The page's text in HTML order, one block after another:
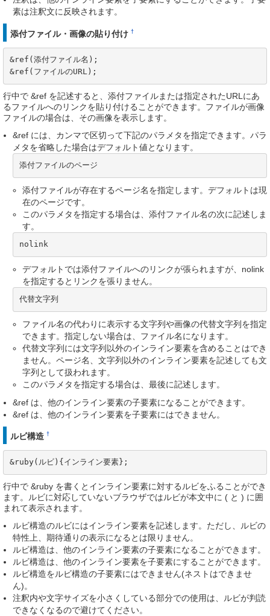
素は注釈文に反映されます。
添付ファイル・画像の貼り付け †
&ref(添付ファイル名);
&ref(ファイルのURL);
行中で &ref を記述すると、添付ファイルまたは指定されたURLにあ
るファイルへのリンクを貼り付けることができます。ファイルが画像
ファイルの場合は、その画像を表示します。
&ref には、カンマで区切って下記のパラメタを指定できます。パラ
メタを省略した場合はデフォルト値となります。
添付ファイルのページ
添付ファイルが存在するページ名を指定します。デフォルトは現
在のページです。
このパラメタを指定する場合は、添付ファイル名の次に記述しま
す。
nolink
デフォルトでは添付ファイルへのリンクが張られますが、nolink
を指定するとリンクを張りません。
代替文字列
ファイル名の代わりに表示する文字列や画像の代替文字列を指定
できます。指定しない場合は、ファイル名になります。
代替文字列には文字列以外のインライン要素を含めることはでき
ません。ページ名、文字列以外のインライン要素を記述しても文
字列として扱われます。
このパラメタを指定する場合は、最後に記述します。
&ref は、他のインライン要素の子要素になることができます。
&ref は、他のインライン要素を子要素にはできません。
ルビ構造 †
&ruby(ルビ){インライン要素};
行中で &ruby を書くとインライン要素に対するルビをふることができ
ます。ルビに対応していないブラウザではルビが本文中に ( と ) に囲
まれて表示されます。
ルビ構造のルビにはインライン要素を記述します。ただし、ルビの
特性上、期待通りの表示になるとは限りません。
ルビ構造は、他のインライン要素の子要素になることができます。
ルビ構造は、他のインライン要素を子要素にすることができます。
ルビ構造をルビ構造の子要素にはできません(ネストはできませ
ん)。
注釈内や文字サイズを小さくしている部分での使用は、ルビが判読
できなくなるので避けてください。